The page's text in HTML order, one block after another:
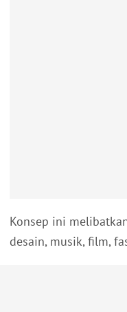
Konsep ini
desain, musik, film,